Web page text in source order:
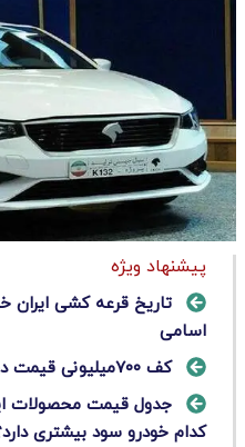
پیشنهاد ویژه
اسامی
کف ۷۰۰‌میلیونی قیمت در دور جدید فروش ایران خودرو
جدول قیمت محصولات
کدام خودرو سود بیشتری